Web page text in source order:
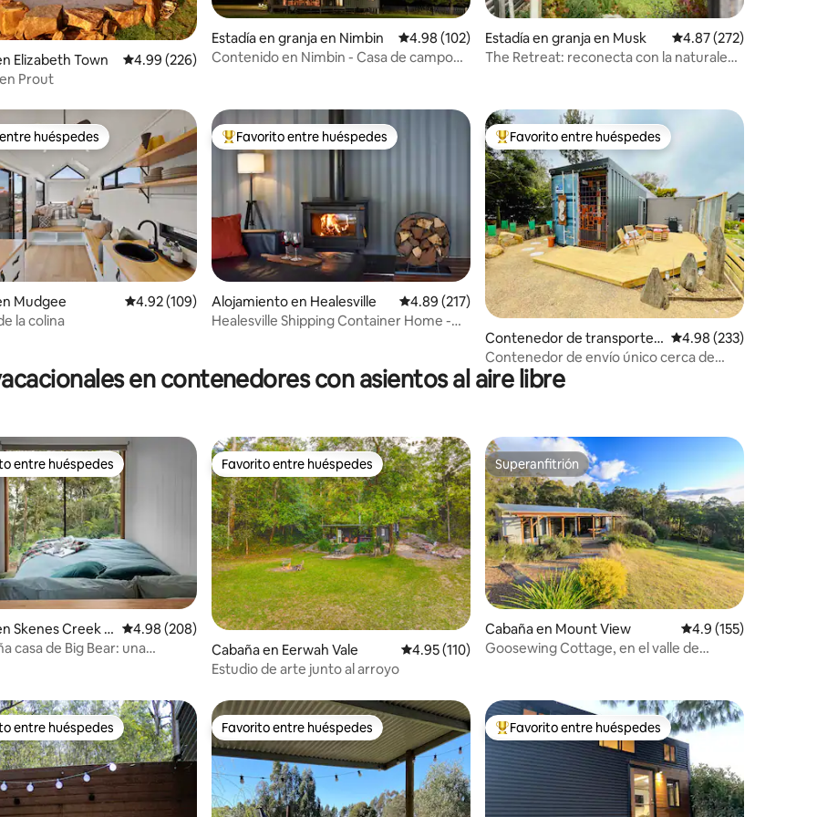
de 5, 171 reseñas
Elizabeth Town Calificación promedio: 4.99 de 5, 226 reseñas
4.99 (226)
Prout
Estadía en granja en Nimbin Calificación promedio: 4.98 de 5, 102 reseñas
4.98 (102)
Contenido en Nimbin - Casa de campo
Estadía en granja en Musk Calificación promedio:
4.87 (272)
The Retreat: reconecta con la naturaleza
de 5, 112 reseñas
huéspedes
huéspedes
Mudgee Calificación promedio: 4.92 de 5, 109 reseñas
4.92 (109)
la colina
Favorito entre huéspedes preferido
Favorito entre huéspedes
Alojamiento en Healesville Calificación promedio: 4.89 de 5, 217 reseñas
4.89 (217)
Healesville Shipping Container Home -
Favorito entre huéspedes preferido
Favorito entre huéspedes
Contenedor de transporte
en Sunset Strip
Calificación promedio:
4.98 (233)
Contenedor de envío único cerca de
Smiths Beach
en contenedores con asientos al aire libre
de 5, 275 reseñas
huéspedes preferido
entre huéspedes
Skenes Creek N Calificación promedio: 4.98 de 5, 208 reseñas
4.98 (208)
casa de Big Bear: una
Favorito entre huéspedes
Favorito entre huéspedes
Cabaña en Eerwah Vale Calificación promedio: 4.95 de 5, 110 reseñas
4.95 (110)
Estudio de arte junto al arroyo
Superanfitrión
Superanfitrión
Cabaña en Mount View Calificación
4.9 (155)
Goosewing Cottage, en el valle de
huéspedes preferido
entre huéspedes Favorito entre huéspedes
Favorito entre huéspedes Favorito entre huéspedes preferido
Favorito entre huéspedes